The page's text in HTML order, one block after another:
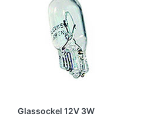
Glassockel 12V 3W